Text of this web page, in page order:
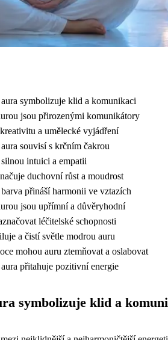
symbolizuje klid a komunikaci
jsou přirozenými komunikátory
a umělecké vyjádření
souvisí s krčním čakrou
intuici a empatii
duchovní růst a moudrost
přináší harmonii ve vztazích
jsou upřímní a důvěryhodní
léčitelské schopnosti
a čistí světle modrou auru
mohou auru ztemňovat a oslabovat
přitahuje pozitivní energie
symbolizuje klid a